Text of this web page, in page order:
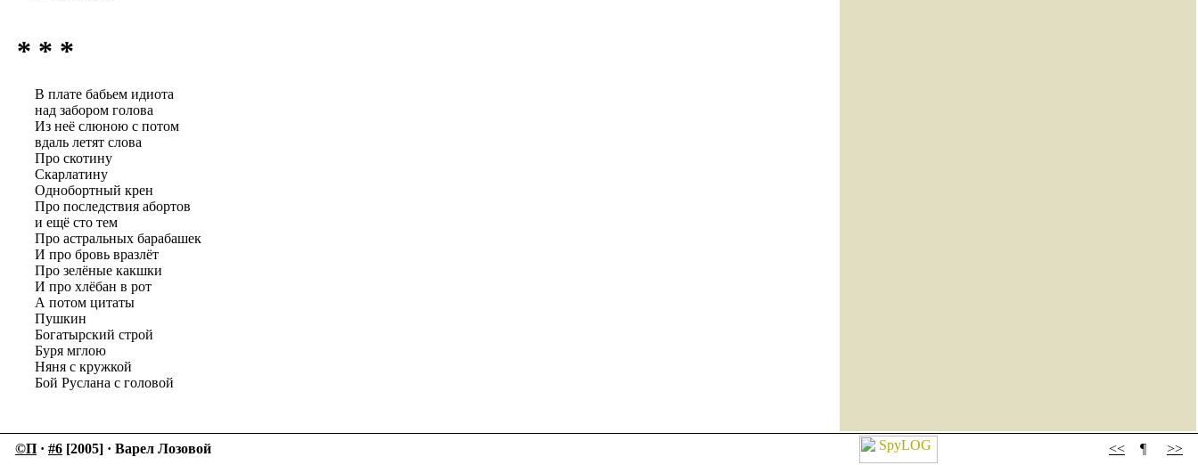
* * *
В плате бабьем идиота
над забором голова
Из неё слюною с потом
вдаль летят слова
Про скотину
Скарлатину
Однобортный крен
Про последствия абортов
и ещё сто тем
Про астральных барабашек
И про бровь вразлёт
Про зелёные какшки
И про хлёбан в рот
А потом цитаты
Пушкин
Богатырский строй
Буря мглою
Няня с кружкой
Бой Руслана с головой
©П · #6 [2005] · Варел Лозовой << ¶ >>